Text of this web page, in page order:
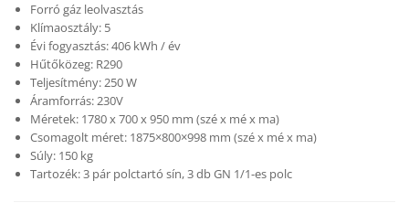
Forró gáz leolvasztás
Klímaosztály: 5
Évi fogyasztás: 406 kWh / év
Hűtőközeg: R290
Teljesítmény: 250 W
Áramforrás: 230V
Méretek: 1780 x 700 x 950 mm (szé x mé x ma)
Csomagolt méret: 1875×800×998 mm (szé x mé x ma)
Súly: 150 kg
Tartozék: 3 pár polctartó sín, 3 db GN 1/1-es polc